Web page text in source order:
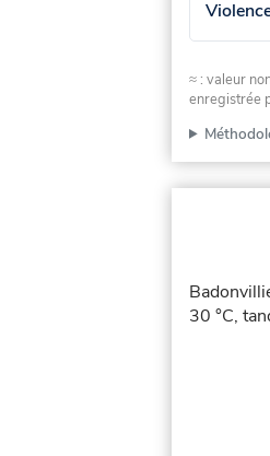
≈ : valeur
enregistrée
30 °C,